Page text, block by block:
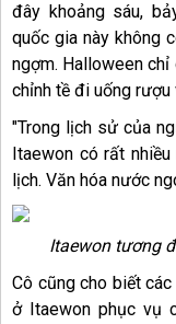
đây khoảng sáu,
quốc gia này không
ngợm. Halloween chỉ
chỉnh tề đi uống rượu
"Trong lịch sử của
Itaewon có rất
lịch. Văn hóa nước
Itaewon tương
Cô cũng cho biết
ở Itaewon phục vụ